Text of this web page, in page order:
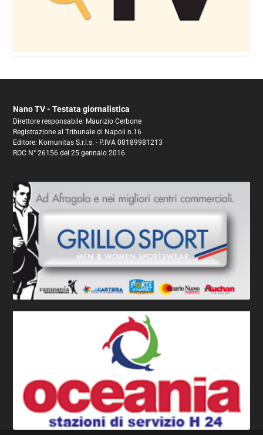
Nano TV - Testata giornalistica
Direttore responsabile: Maurizio Cerbone
Registrazione al Tribunale di Napoli n.16
Editore: Komunitas S.r.l.s. - P.IVA 08189981213
ROC N° 26156 del 25 gennaio 2016